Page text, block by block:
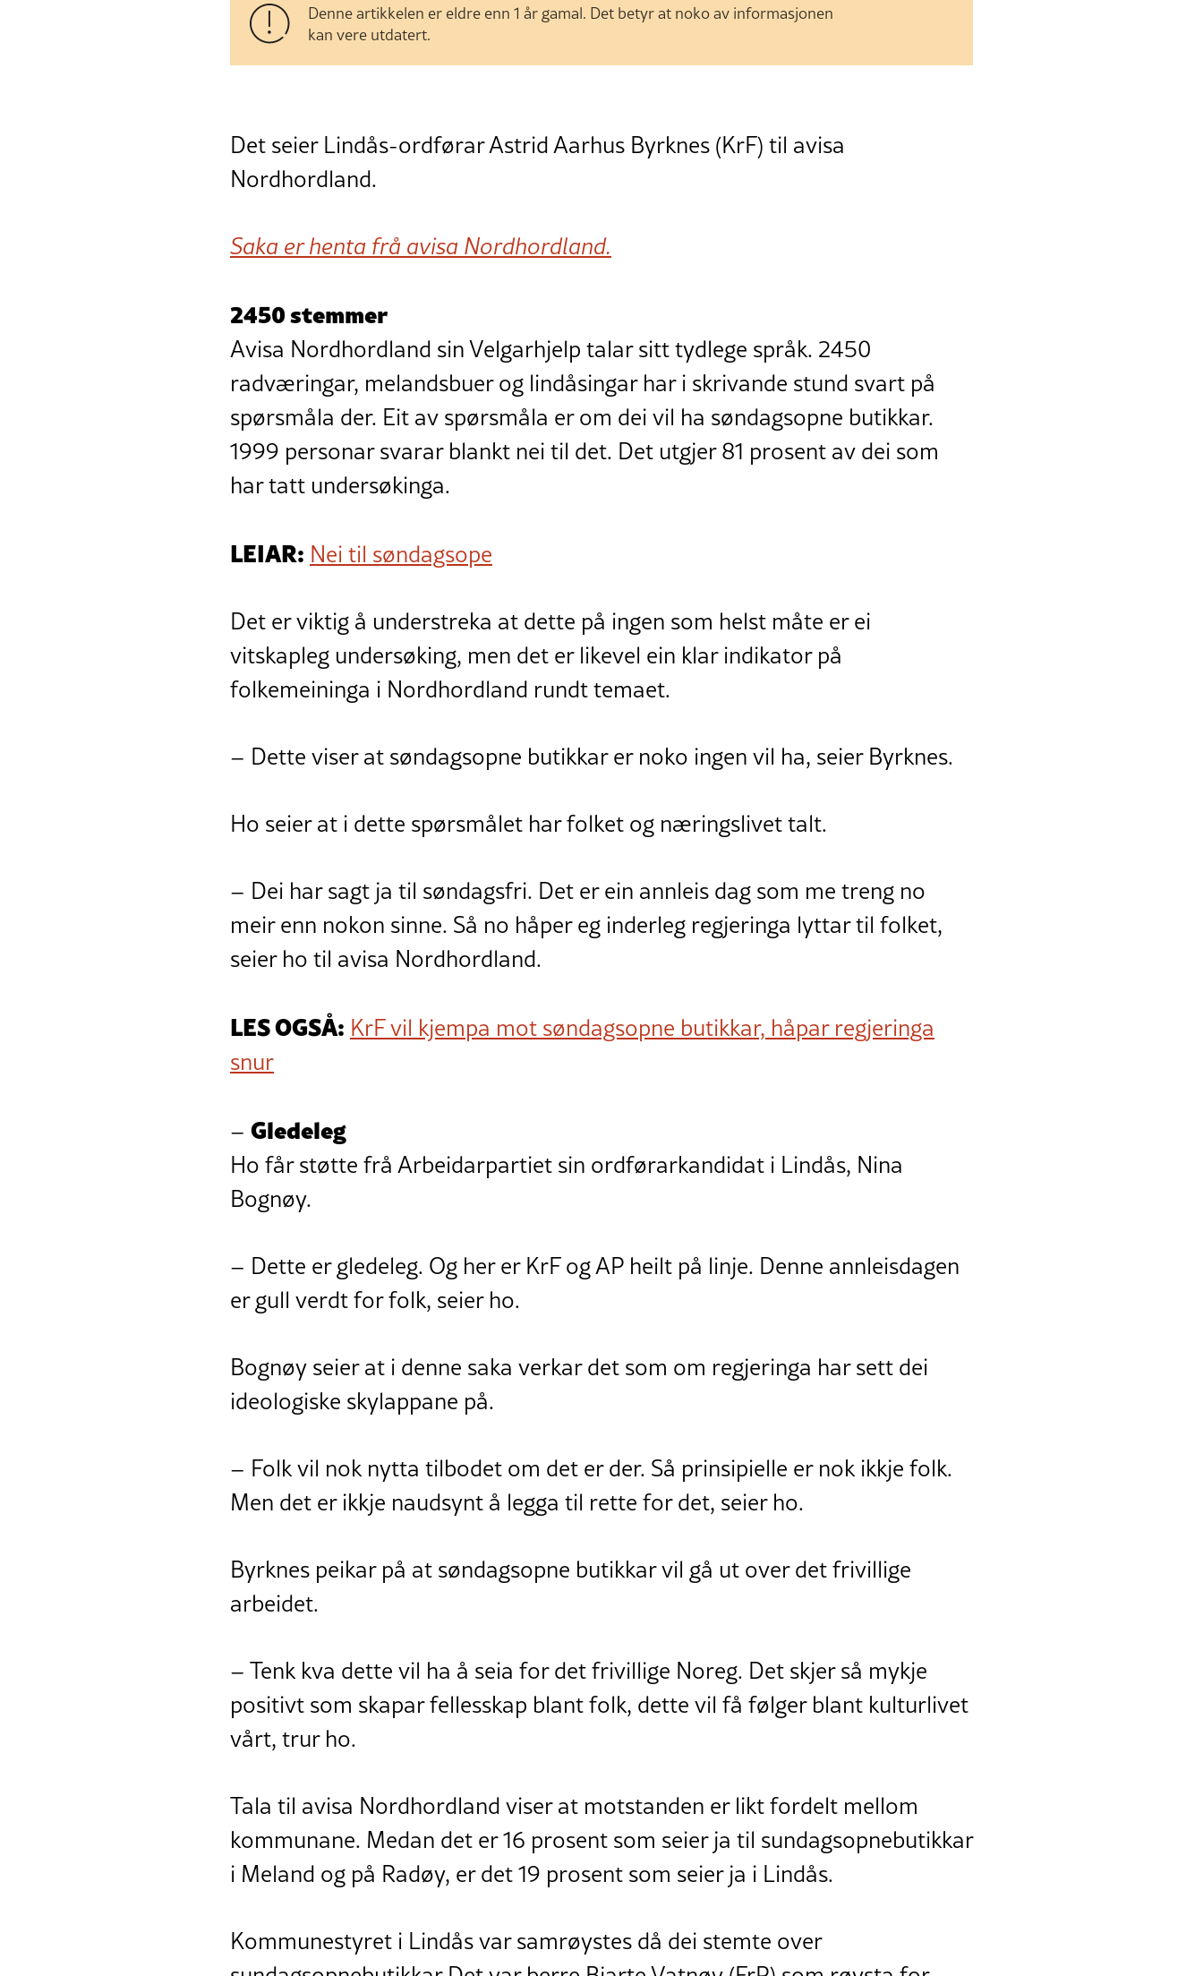
Denne artikkelen er eldre enn 1 år gamal. Det betyr at noko av informasjonen
kan vere utdatert.
Det seier Lindås-ordførar Astrid Aarhus Byrknes (KrF) til avisa
Nordhordland.
Saka er henta frå avisa Nordhordland.
2450 stemmer
Avisa Nordhordland sin Velgarhjelp talar sitt tydlege språk. 2450
radværingar, melandsbuer og lindåsingar har i skrivande stund svart på
spørsmåla der. Eit av spørsmåla er om dei vil ha søndagsopne butikkar.
1999 personar svarar blankt nei til det. Det utgjer 81 prosent av dei som
har tatt undersøkinga.
LEIAR: Nei til søndagsope
Det er viktig å understreka at dette på ingen som helst måte er ei
vitskapleg undersøking, men det er likevel ein klar indikator på
folkemeininga i Nordhordland rundt temaet.
– Dette viser at søndagsopne butikkar er noko ingen vil ha, seier Byrknes.
Ho seier at i dette spørsmålet har folket og næringslivet talt.
– Dei har sagt ja til søndagsfri. Det er ein annleis dag som me treng no
meir enn nokon sinne. Så no håper eg inderleg regjeringa lyttar til folket,
seier ho til avisa Nordhordland.
LES OGSÅ: KrF vil kjempa mot søndagsopne butikkar, håpar regjeringa
snur
– Gledeleg
Ho får støtte frå Arbeidarpartiet sin ordførarkandidat i Lindås, Nina
Bognøy.
– Dette er gledeleg. Og her er KrF og AP heilt på linje. Denne annleisdagen
er gull verdt for folk, seier ho.
Bognøy seier at i denne saka verkar det som om regjeringa har sett dei
ideologiske skylappane på.
– Folk vil nok nytta tilbodet om det er der. Så prinsipielle er nok ikkje folk.
Men det er ikkje naudsynt å legga til rette for det, seier ho.
Byrknes peikar på at søndagsopne butikkar vil gå ut over det frivillige
arbeidet.
– Tenk kva dette vil ha å seia for det frivillige Noreg. Det skjer så mykje
positivt som skapar fellesskap blant folk, dette vil få følger blant kulturlivet
vårt, trur ho.
Tala til avisa Nordhordland viser at motstanden er likt fordelt mellom
kommunane. Medan det er 16 prosent som seier ja til sundagsopnebutikkar
i Meland og på Radøy, er det 19 prosent som seier ja i Lindås.
Kommunestyret i Lindås var samrøystes då dei stemte over